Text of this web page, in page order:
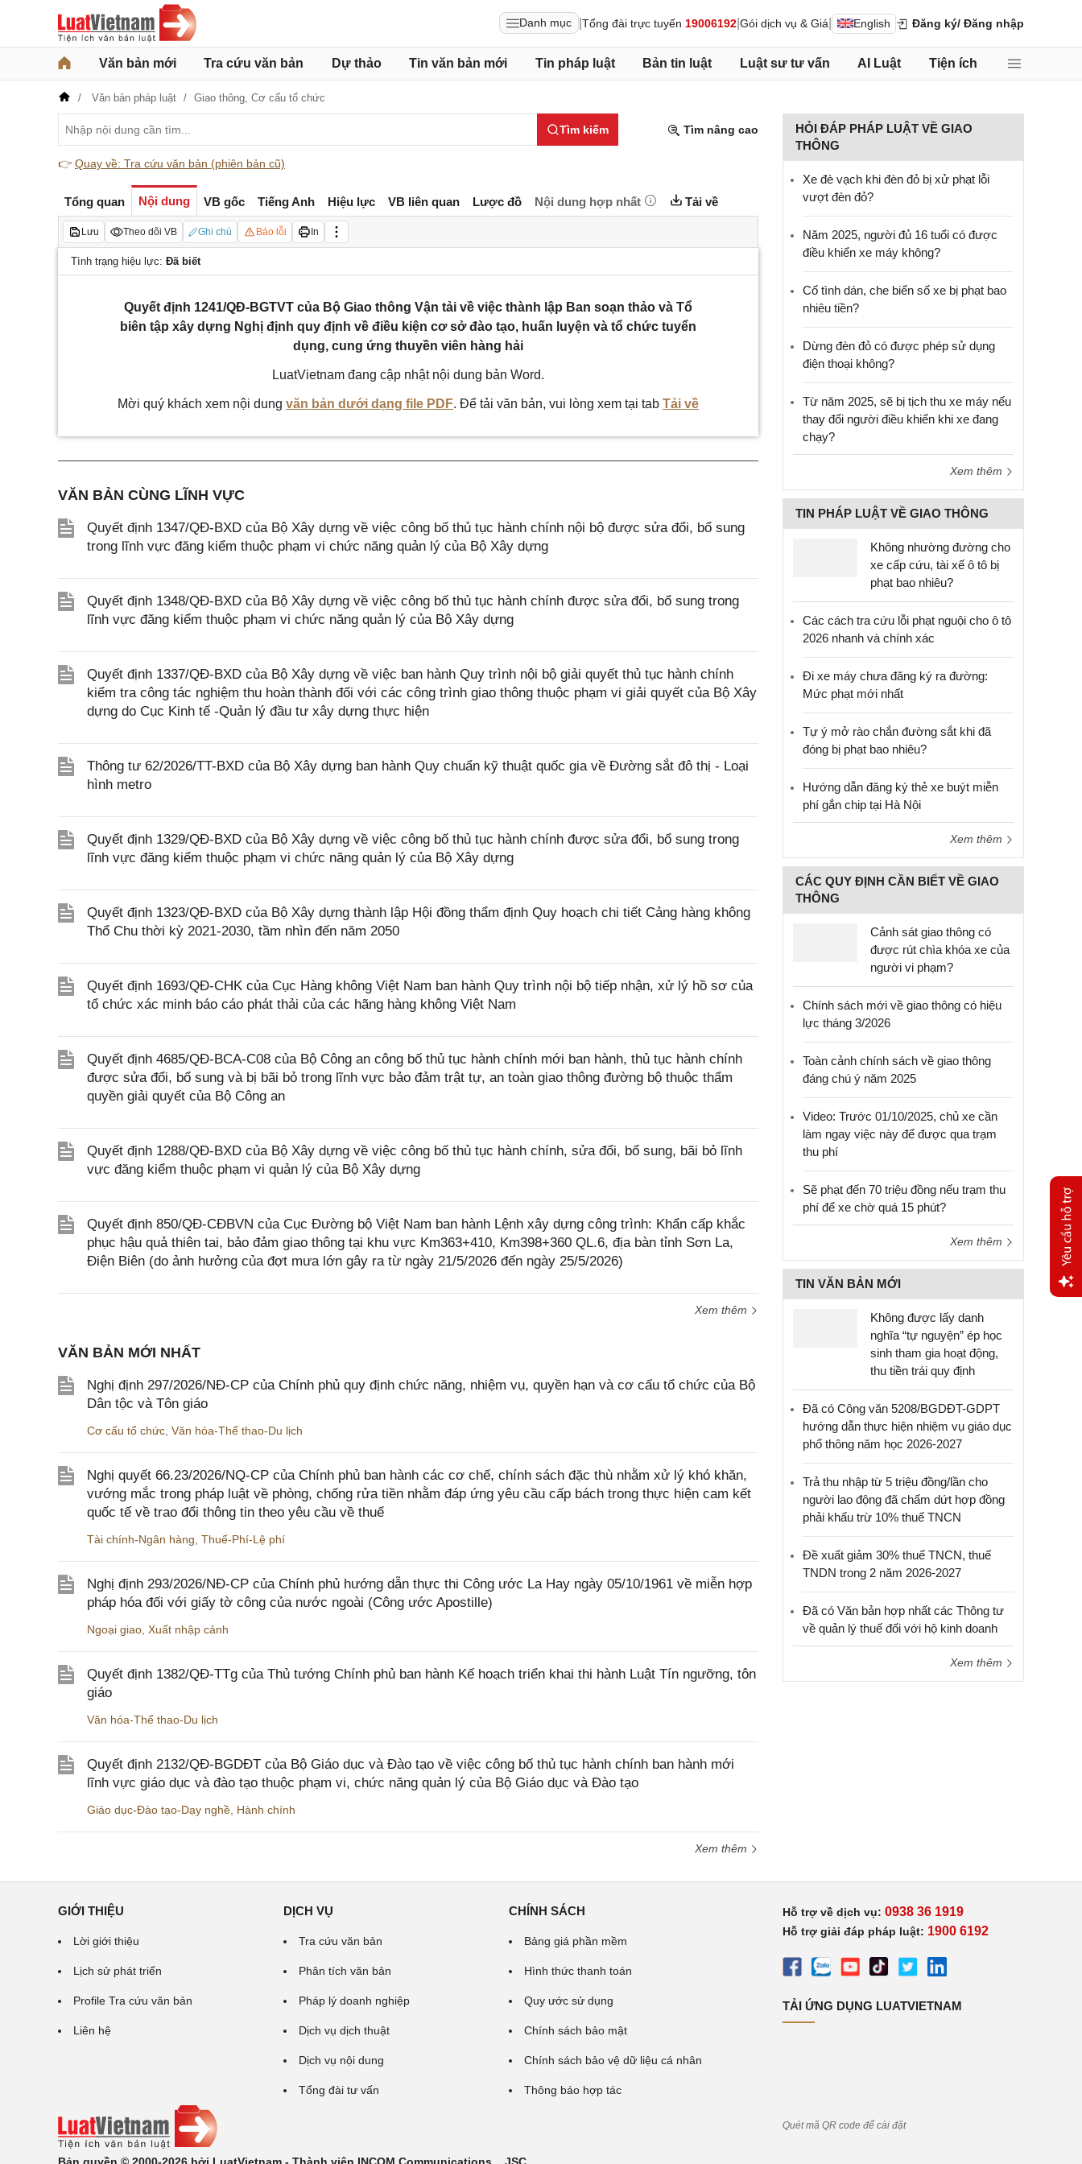
Danh mục Tổng đài trực tuyến 19006192 Gói dịch vụ & Giá English Đăng ký/ Đăng nhập
Văn bản mới Tra cứu văn bản Dự thảo Tin văn bản mới Tin pháp luật Bản tin luật Luật sư tư vấn AI Luật Tiện ích
Văn bản pháp luật Giao thông, Cơ cấu tổ chức
Tìm kiếm Tìm nâng cao
👉 Quay về: Tra cứu văn bản (phiên bản cũ)
Tổng quan Nội dung VB gốc Tiếng Anh Hiệu lực VB liên quan Lược đồ Nội dung hợp nhất Tải về
Lưu Theo dõi VB Ghi chú Báo lỗi In
Tình trạng hiệu lực: Đã biết
Quyết định 1241/QĐ-BGTVT của Bộ Giao thông Vận tải về việc thành lập Ban soạn thảo và Tổ
biên tập xây dựng Nghị định quy định về điều kiện cơ sở đào tạo, huấn luyện và tổ chức tuyển
dụng, cung ứng thuyền viên hàng hải
LuatVietnam đang cập nhật nội dung bản Word.
Mời quý khách xem nội dung văn bản dưới dạng file PDF. Để tải văn bản, vui lòng xem tại tab Tải về
VĂN BẢN CÙNG LĨNH VỰC
Quyết định 1347/QĐ-BXD của Bộ Xây dựng về việc công bố thủ tục hành chính nội bộ được sửa đổi, bổ sung
trong lĩnh vực đăng kiểm thuộc phạm vi chức năng quản lý của Bộ Xây dựng
Quyết định 1348/QĐ-BXD của Bộ Xây dựng về việc công bố thủ tục hành chính được sửa đổi, bổ sung trong
lĩnh vực đăng kiểm thuộc phạm vi chức năng quản lý của Bộ Xây dựng
Quyết định 1337/QĐ-BXD của Bộ Xây dựng về việc ban hành Quy trình nội bộ giải quyết thủ tục hành chính
kiểm tra công tác nghiệm thu hoàn thành đối với các công trình giao thông thuộc phạm vi giải quyết của Bộ Xây
dựng do Cục Kinh tế -Quản lý đầu tư xây dựng thực hiện
Thông tư 62/2026/TT-BXD của Bộ Xây dựng ban hành Quy chuẩn kỹ thuật quốc gia về Đường sắt đô thị - Loại
hình metro
Quyết định 1329/QĐ-BXD của Bộ Xây dựng về việc công bố thủ tục hành chính được sửa đổi, bổ sung trong
lĩnh vực đăng kiểm thuộc phạm vi chức năng quản lý của Bộ Xây dựng
Quyết định 1323/QĐ-BXD của Bộ Xây dựng thành lập Hội đồng thẩm định Quy hoạch chi tiết Cảng hàng không
Thổ Chu thời kỳ 2021-2030, tầm nhìn đến năm 2050
Quyết định 1693/QĐ-CHK của Cục Hàng không Việt Nam ban hành Quy trình nội bộ tiếp nhận, xử lý hồ sơ của
tổ chức xác minh báo cáo phát thải của các hãng hàng không Việt Nam
Quyết định 4685/QĐ-BCA-C08 của Bộ Công an công bố thủ tục hành chính mới ban hành, thủ tục hành chính
được sửa đổi, bổ sung và bị bãi bỏ trong lĩnh vực bảo đảm trật tự, an toàn giao thông đường bộ thuộc thẩm
quyền giải quyết của Bộ Công an
Quyết định 1288/QĐ-BXD của Bộ Xây dựng về việc công bố thủ tục hành chính, sửa đổi, bổ sung, bãi bỏ lĩnh
vực đăng kiểm thuộc phạm vi quản lý của Bộ Xây dựng
Quyết định 850/QĐ-CĐBVN của Cục Đường bộ Việt Nam ban hành Lệnh xây dựng công trình: Khẩn cấp khắc
phục hậu quả thiên tai, bảo đảm giao thông tại khu vực Km363+410, Km398+360 QL.6, địa bàn tỉnh Sơn La,
Điện Biên (do ảnh hưởng của đợt mưa lớn gây ra từ ngày 21/5/2026 đến ngày 25/5/2026)
Xem thêm
VĂN BẢN MỚI NHẤT
Nghị định 297/2026/NĐ-CP của Chính phủ quy định chức năng, nhiệm vụ, quyền hạn và cơ cấu tổ chức của Bộ
Dân tộc và Tôn giáo
Cơ cấu tổ chức Văn hóa-Thể thao-Du lịch
Nghị quyết 66.23/2026/NQ-CP của Chính phủ ban hành các cơ chế, chính sách đặc thù nhằm xử lý khó khăn,
vướng mắc trong pháp luật về phòng, chống rửa tiền nhằm đáp ứng yêu cầu cấp bách trong thực hiện cam kết
quốc tế về trao đổi thông tin theo yêu cầu về thuế
Tài chính-Ngân hàng Thuế-Phí-Lệ phí
Nghị định 293/2026/NĐ-CP của Chính phủ hướng dẫn thực thi Công ước La Hay ngày 05/10/1961 về miễn hợp
pháp hóa đối với giấy tờ công của nước ngoài (Công ước Apostille)
Ngoại giao Xuất nhập cảnh
Quyết định 1382/QĐ-TTg của Thủ tướng Chính phủ ban hành Kế hoạch triển khai thi hành Luật Tín ngưỡng, tôn
giáo
Văn hóa-Thể thao-Du lịch
Quyết định 2132/QĐ-BGDĐT của Bộ Giáo dục và Đào tạo về việc công bố thủ tục hành chính ban hành mới
lĩnh vực giáo dục và đào tạo thuộc phạm vi, chức năng quản lý của Bộ Giáo dục và Đào tạo
Giáo dục-Đào tạo-Dạy nghề Hành chính
Xem thêm
HỎI ĐÁP PHÁP LUẬT VỀ GIAO
THÔNG
Xe đè vạch khi đèn đỏ bị xử phạt lỗi
vượt đèn đỏ?
Năm 2025, người đủ 16 tuổi có được
điều khiển xe máy không?
Cố tình dán, che biển số xe bị phạt bao
nhiêu tiền?
Dừng đèn đỏ có được phép sử dụng
điện thoại không?
Từ năm 2025, sẽ bị tịch thu xe máy nếu
thay đổi người điều khiển khi xe đang
chạy?
Xem thêm
TIN PHÁP LUẬT VỀ GIAO THÔNG
Không nhường đường cho
xe cấp cứu, tài xế ô tô bị
phạt bao nhiêu?
Các cách tra cứu lỗi phạt nguội cho ô tô
2026 nhanh và chính xác
Đi xe máy chưa đăng ký ra đường:
Mức phạt mới nhất
Tự ý mở rào chắn đường sắt khi đã
đóng bị phạt bao nhiêu?
Hướng dẫn đăng ký thẻ xe buýt miễn
phí gắn chip tại Hà Nội
Xem thêm
CÁC QUY ĐỊNH CẦN BIẾT VỀ GIAO
THÔNG
Cảnh sát giao thông có
được rút chìa khóa xe của
người vi phạm?
Chính sách mới về giao thông có hiệu
lực tháng 3/2026
Toàn cảnh chính sách về giao thông
đáng chú ý năm 2025
Video: Trước 01/10/2025, chủ xe cần
làm ngay việc này để được qua trạm
thu phí
Sẽ phạt đến 70 triệu đồng nếu trạm thu
phí để xe chờ quá 15 phút?
Xem thêm
TIN VĂN BẢN MỚI
Không được lấy danh
nghĩa “tự nguyện” ép học
sinh tham gia hoạt động,
thu tiền trái quy định
Đã có Công văn 5208/BGDĐT-GDPT
hướng dẫn thực hiện nhiệm vụ giáo dục
phổ thông năm học 2026-2027
Trả thu nhập từ 5 triệu đồng/lần cho
người lao động đã chấm dứt hợp đồng
phải khấu trừ 10% thuế TNCN
Đề xuất giảm 30% thuế TNCN, thuế
TNDN trong 2 năm 2026-2027
Đã có Văn bản hợp nhất các Thông tư
về quản lý thuế đối với hộ kinh doanh
Xem thêm
GIỚI THIỆU
Lời giới thiệu
Lịch sử phát triển
Profile Tra cứu văn bản
Liên hệ
DỊCH VỤ
Tra cứu văn bản
Phân tích văn bản
Pháp lý doanh nghiệp
Dịch vụ dịch thuật
Dịch vụ nội dung
Tổng đài tư vấn
CHÍNH SÁCH
Bảng giá phần mềm
Hình thức thanh toán
Quy ước sử dụng
Chính sách bảo mật
Chính sách bảo vệ dữ liệu cá nhân
Thông báo hợp tác
Hỗ trợ về dịch vụ: 0938 36 1919
Hỗ trợ giải đáp pháp luật: 1900 6192
TẢI ỨNG DỤNG LUATVIETNAM
Quét mã QR code để cài đặt